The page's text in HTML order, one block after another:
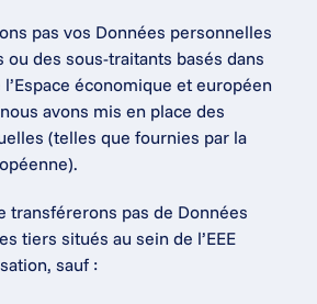
pas vos Données personnelles
ou des sous-traitants basés dans
économique et européen
avons mis en place des
(telles que fournies par la
transférerons pas de Données
tiers situés au sein de l’EEE
sauf :